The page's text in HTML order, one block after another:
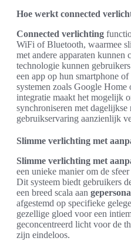
Hoe werkt connected
Connected verlichting
WiFi of Bluetooth, waarmee
met andere apparaten
technologie kunnen
een app op hun smartphone
systemen zoals Google
integratie maakt het mogelijk
synchroniseren met
gebruikservaring aanzienlijk
Slimme verlichting met
Slimme verlichting met
een unieke manier om de
Dit systeem biedt gebruikers
een breed scala aan
afgestemd op specifieke
gezellige gloed voor een
geconcentreerd licht voor de
zijn eindeloos.